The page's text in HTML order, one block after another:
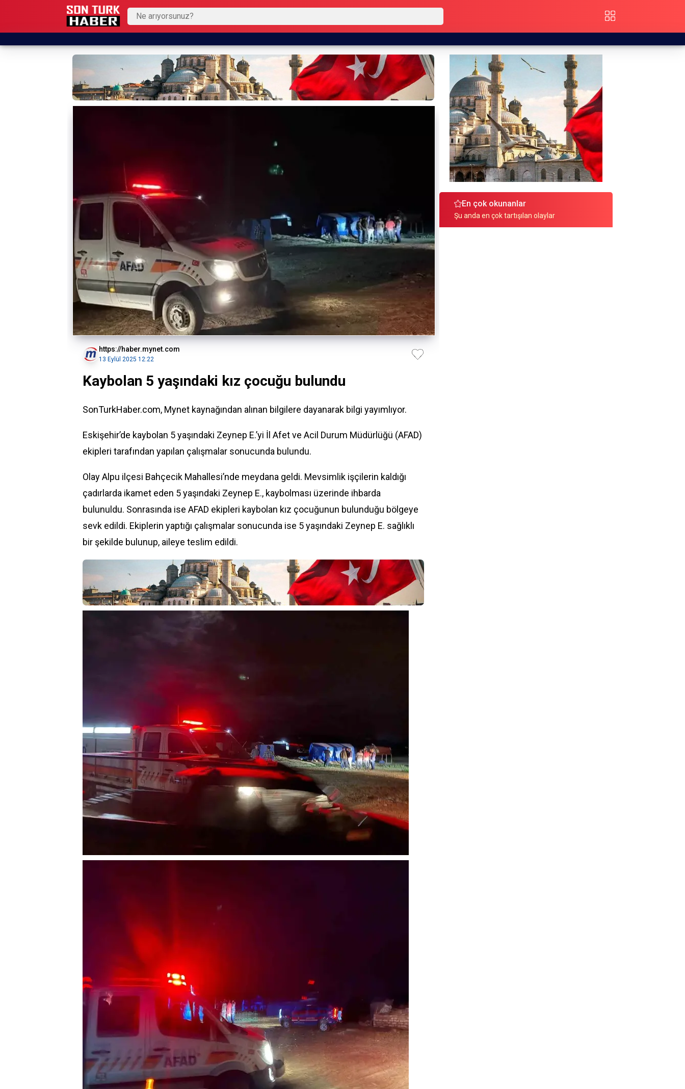
https://haber.mynet.com
13 Eylül 2025 12:22
Kaybolan 5 yaşındaki kız çocuğu bulundu
SonTurkHaber.com, Mynet kaynağından alınan bilgilere dayanarak bilgi yayımlıyor.
Eskişehir’de kaybolan 5 yaşındaki Zeynep E.’yi İl Afet ve Acil Durum Müdürlüğü (AFAD)
ekipleri tarafından yapılan çalışmalar sonucunda bulundu.
Olay Alpu ilçesi Bahçecik Mahallesi’nde meydana geldi. Mevsimlik işçilerin kaldığı
çadırlarda ikamet eden 5 yaşındaki Zeynep E., kaybolması üzerinde ihbarda
bulunuldu. Sonrasında ise AFAD ekipleri kaybolan kız çocuğunun bulunduğu bölgeye
sevk edildi. Ekiplerin yaptığı çalışmalar sonucunda ise 5 yaşındaki Zeynep E. sağlıklı
bir şekilde bulunup, aileye teslim edildi.
En çok okunanlar
Şu anda en çok tartışılan olaylar